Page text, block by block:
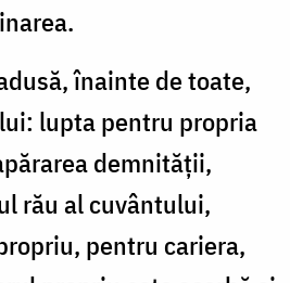
înainte de toate,
lupta pentru propria
demnităţii,
rău al cuvântului,
pentru cariera,